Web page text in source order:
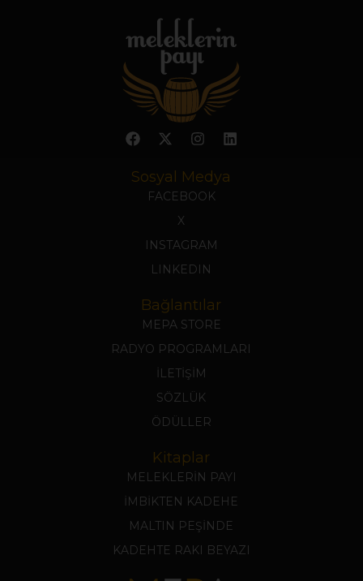
Sosyal Medya
FACEBOOK
X
INSTAGRAM
LINKEDIN
Bağlantılar
MEPA STORE
RADYO PROGRAMLARI
İLETİŞİM
SÖZLÜK
ÖDÜLLER
Kitaplar
MELEKLERİN PAYI
İMBİKTEN KADEHE
MALTIN PEŞİNDE
KADEHTE RAKI BEYAZI